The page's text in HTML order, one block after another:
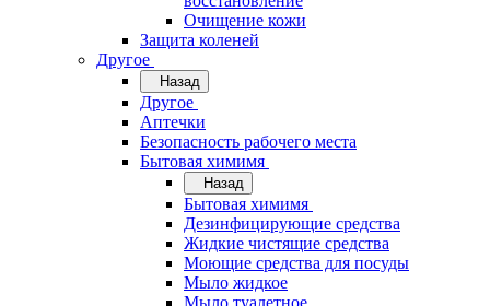
Очищение кожи
Защита коленей
Другое
Назад
Другое
Аптечки
Безопасность рабочего места
Бытовая химимя
Назад
Бытовая химимя
Дезинфицирующие средства
Жидкие чистящие средства
Моющие средства для посуды
Мыло жидкое
Мыло туалетное